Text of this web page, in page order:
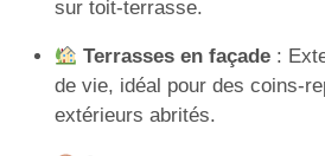
sur toit-terrasse.
Terrasses en façade:
de vie, idéal pour des coins-
extérieurs abrités.